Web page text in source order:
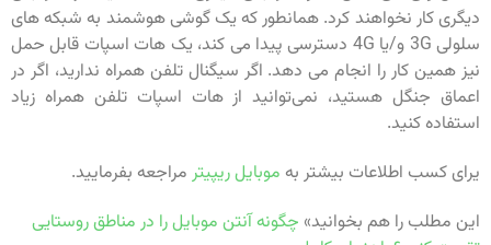
دیگری کار نخواهند کرد. همانطور که یک گوشی هوشمند به شبکه های
سلولی 3G و/یا 4G دسترسی پیدا می کند، یک هات اسپات قابل حمل
نیز همین کار را انجام می دهد. اگر سیگنال تلفن همراه ندارید، اگر در
اعماق جنگل هستید، نمی‌توانید از هات اسپات تلفن همراه زیاد
استفاده کنید.
یرای کسب اطلاعات بیشتر به موبایل ریپیتر مراجعه بفرمایید.
این مطلب را هم بخوانید» چگونه آنتن موبایل را در مناطق روستایی